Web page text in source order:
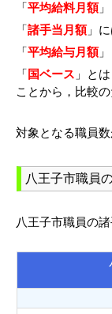
「平均給料月額
「諸手当月額」
「平均給与月額
「国ベース 」と
ことから，比較
対象となる職員
八王子市職員
八王子市職員の